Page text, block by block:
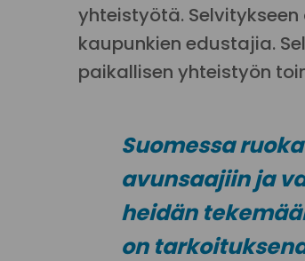
yhteistyötä.
kaupunkien edustajia.
paikallisen yhteistyön
Suomessa
avunsaajiin ja
heidän
on